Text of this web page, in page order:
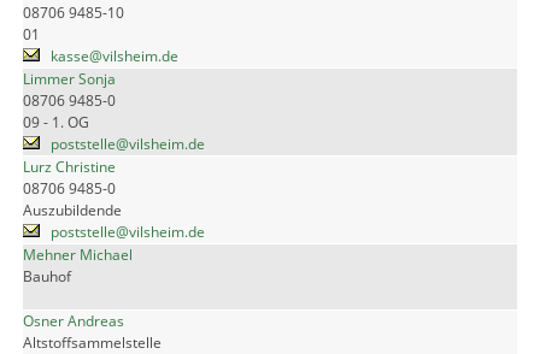
08706 9485-10
01
kasse@vilsheim.de
Limmer Sonja
08706 9485-0
09 - 1. OG
poststelle@vilsheim.de
Lurz Christine
08706 9485-0
Auszubildende
poststelle@vilsheim.de
Mehner Michael
Bauhof
Osner Andreas
Altstoffsammelstelle